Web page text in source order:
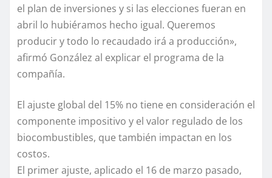
el plan de inversiones y si las elecciones fueran en
abril lo hubiéramos hecho igual. Queremos
producir y todo lo recaudado irá a producción»,
afirmó González al explicar el programa de la
compañía.
El ajuste global del 15% no tiene en consideración el
componente impositivo y el valor regulado de los
biocombustibles, que también impactan en los
costos.
El primer ajuste, aplicado el 16 de marzo pasado,